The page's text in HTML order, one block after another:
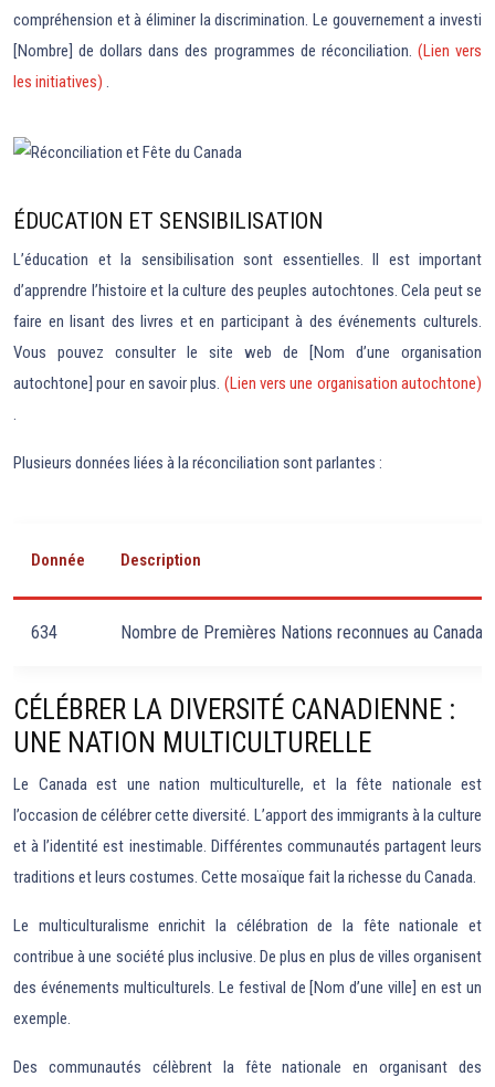
compréhension et à éliminer la discrimination. Le gouvernement a investi
[Nombre] de dollars dans des programmes de réconciliation. (Lien vers
les initiatives) .
ÉDUCATION ET SENSIBILISATION
L’éducation et la sensibilisation sont essentielles. Il est important
d’apprendre l’histoire et la culture des peuples autochtones. Cela peut se
faire en lisant des livres et en participant à des événements culturels.
Vous pouvez consulter le site web de [Nom d’une organisation
autochtone] pour en savoir plus. (Lien vers une organisation autochtone)
.
Plusieurs données liées à la réconciliation sont parlantes :
Donnée Description
634 Nombre de Premières Nations reconnues au Canada.
CÉLÉBRER LA DIVERSITÉ CANADIENNE :
UNE NATION MULTICULTURELLE
Le Canada est une nation multiculturelle, et la fête nationale est
l’occasion de célébrer cette diversité. L’apport des immigrants à la culture
et à l’identité est inestimable. Différentes communautés partagent leurs
traditions et leurs costumes. Cette mosaïque fait la richesse du Canada.
Le multiculturalisme enrichit la célébration de la fête nationale et
contribue à une société plus inclusive. De plus en plus de villes organisent
des événements multiculturels. Le festival de [Nom d’une ville] en est un
exemple.
Des communautés célèbrent la fête nationale en organisant des